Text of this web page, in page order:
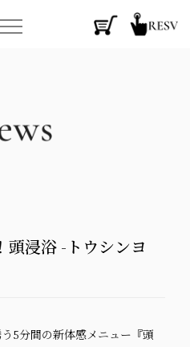
頭浸浴 -トウシンヨ
5分間の新体感メニュー『頭